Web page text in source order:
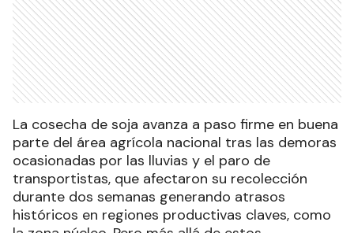
La cosecha de soja avanza a paso firme en buena
parte del área agrícola nacional tras las demoras
ocasionadas por las lluvias y el paro de
transportistas, que afectaron su recolección
durante dos semanas generando atrasos
históricos en regiones productivas claves, como